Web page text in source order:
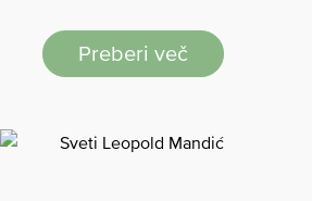
Preberi več